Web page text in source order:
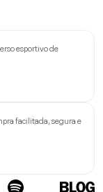
esportivo de
facilitada, segura e